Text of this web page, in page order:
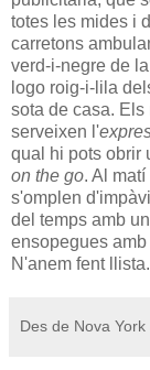
totes les mides i
carretons
verd-i-negre de la
logo roig-i-lila
sota de casa.
serveixen l'
qual hi pots obrir
on the go. Al
s'omplen
del temps amb
ensopegues
N'anem fent llista.
Des de Nova York